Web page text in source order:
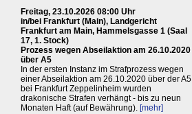
Freitag, 23.10.2026 08:00 Uhr
in/bei Frankfurt (Main), Landgericht
Frankfurt am Main, Hammelsgasse 1 (Saal
17, 1. Stock)
Prozess wegen Abseilaktion am 26.10.2020
über A5
In der ersten Instanz im Strafprozess wegen
einer Abseilaktion am 26.10.2020 über der A5
bei Frankfurt Zeppelinheim wurden
drakonische Strafen verhängt - bis zu neun
Monaten Haft (auf Bewährung). [mehr]